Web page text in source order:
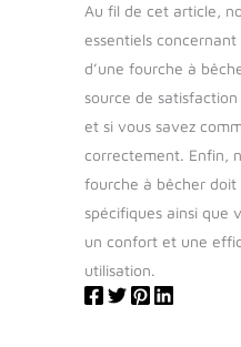
Au fil de cet article,
essentiels
d’une fourche à
source de
et si vous savez
correctement. Enfin,
fourche à bêcher doit
spécifiques ainsi que
un confort et une
utilisation.